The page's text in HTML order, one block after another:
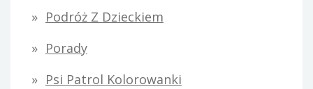
Podróż Z Dzieckiem
Porady
Psi Patrol Kolorowanki